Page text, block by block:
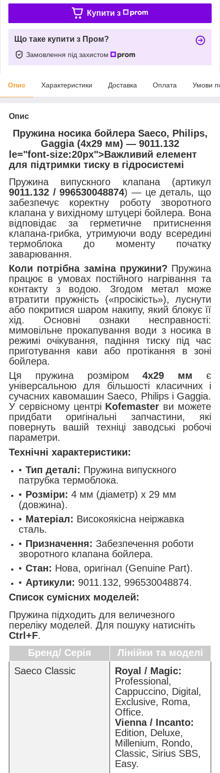
Купити з
Що таке купити з Пром?
Замовлення під захистом
Опис Характеристики Доставка Оплата Умови
Опис
Пружина носика бойлера Saeco, Philips,
Gaggia (4x29 мм) — 9011.132
le="font-size:20px">Важливий елемент
для підтримки тиску в гідросистемі
Пружина випускного клапана (артикул
9011.132 / 996530048874) — це деталь, що
забезпечує коректну роботу зворотного
клапана у вихідному штуцері бойлера. Вона
відповідає за герметичне притиснення
клапана-грибка, утримуючи воду всередині
термоблока до моменту початку
заварювання.
Коли потрібна заміна пружини? Пружина
працює в умовах постійного нагрівання та
контакту з водою. Згодом метал може
втратити пружність («просікість»), луснути
або покритися шаром накипу, який блокує її
хід. Основні ознаки несправності:
мимовільне прокапування води з носика в
режимі очікування, падіння тиску під час
приготування кави або протікання в зоні
бойлера.
Ця пружина розміром4x29 мм є
універсальною для більшості класичних і
сучасних кавомашин Saeco, Philips і Gaggia.
У сервісному центрі Kofemaster ви можете
придбати оригінальні запчастини, які
повернуть вашій техніці заводські робочі
параметри.
Технічні характеристики:
Тип деталі: Пружина випускного
патрубка термоблока.
Розміри: 4 мм (діаметр) x 29 мм
(довжина).
Матеріал: Високоякісна неіржавка
сталь.
Призначення: Забезпечення роботи
зворотного клапана бойлера.
Стан: Нова, оригінал (Genuine Part).
Артикули: 9011.132, 996530048874.
Список сумісних моделей:
Пружина підходить для величезного
переліку моделей. Для пошуку натисніть
Ctrl+F.
Бренд/ Серія
Лінійки та моделі
Saeco Classic
Royal / Magic:
Professional,
Cappuccino, Digital,
Exclusive, Roma,
Office.
Vienna / Incanto:
Edition, Deluxe,
Millenium, Rondo,
Classic, Sirius SBS,
Easy.